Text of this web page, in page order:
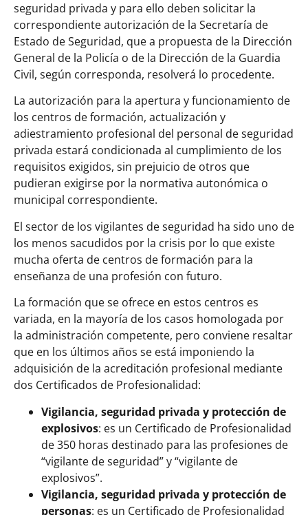
seguridad privada y para ello deben solicitar la
correspondiente autorización de la Secretaría de
Estado de Seguridad, que a propuesta de la Dirección
General de la Policía o de la Dirección de la Guardia
Civil, según corresponda, resolverá lo procedente.
La autorización para la apertura y funcionamiento de
los centros de formación, actualización y
adiestramiento profesional del personal de seguridad
privada estará condicionada al cumplimiento de los
requisitos exigidos, sin prejuicio de otros que
pudieran exigirse por la normativa autonómica o
municipal correspondiente.
El sector de los vigilantes de seguridad ha sido uno de
los menos sacudidos por la crisis por lo que existe
mucha oferta de centros de formación para la
enseñanza de una profesión con futuro.
La formación que se ofrece en estos centros es
variada, en la mayoría de los casos homologada por
la administración competente, pero conviene resaltar
que en los últimos años se está imponiendo la
adquisición de la acreditación profesional mediante
dos Certificados de Profesionalidad:
Vigilancia, seguridad privada y protección de
explosivos: es un Certificado de Profesionalidad
de 350 horas destinado para las profesiones de
“vigilante de seguridad” y “vigilante de
explosivos”.
Vigilancia, seguridad privada y protección de
personas: es un Certificado de Profesionalidad